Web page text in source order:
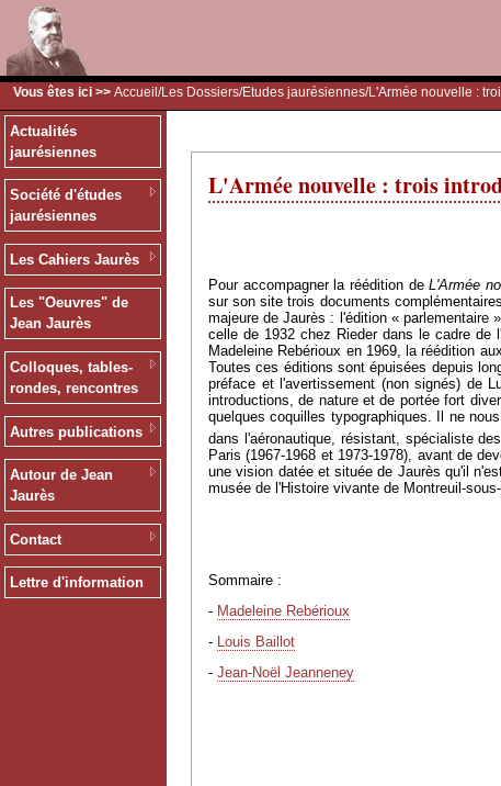
Vous êtes ici >> Accueil /Les Dossiers/Etudes jaurésiennes/L'Armée nouvelle :
Actualités
jaurésiennes
Société d'études
jaurésiennes
Les Cahiers Jaurès
Les "Oeuvres" de
Jean Jaurès
Colloques, tables-
rondes, rencontres
Autres publications
Autour de Jean
Jaurès
Contact
Lettre d'information
L'Armée nouvelle : trois
Pour accompagner la réédition deL'Armée
sur son site trois documents
majeure de Jaurès : l'édition « parlementaire
celle de 1932 chez Rieder dans le cadre de
Madeleine Rebérioux en 1969, la réédition aux
Toutes ces éditions sont épuisées depuis
préface et l'avertissement (non signés) de
introductions, de nature et de portée fort
quelques coquilles typographiques. Il ne
dans l'aéronautique, résistant, spécialiste
Paris (1967-1968 et 1973-1978), avant de
une vision datée et située de Jaurès qu'il
musée de l'Histoire vivante de Montreuil-
Sommaire :
- Madeleine Rebérioux
- Louis Baillot
- Jean-Noël Jeanneney